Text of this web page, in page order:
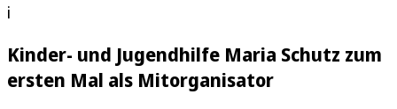
i
Kinder- und Jugendhilfe Maria Schutz zum
ersten Mal als Mitorganisator